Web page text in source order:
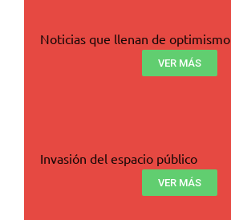
Noticias que llenan de optimismo
VER MÁS
Invasión del espacio público
VER MÁS